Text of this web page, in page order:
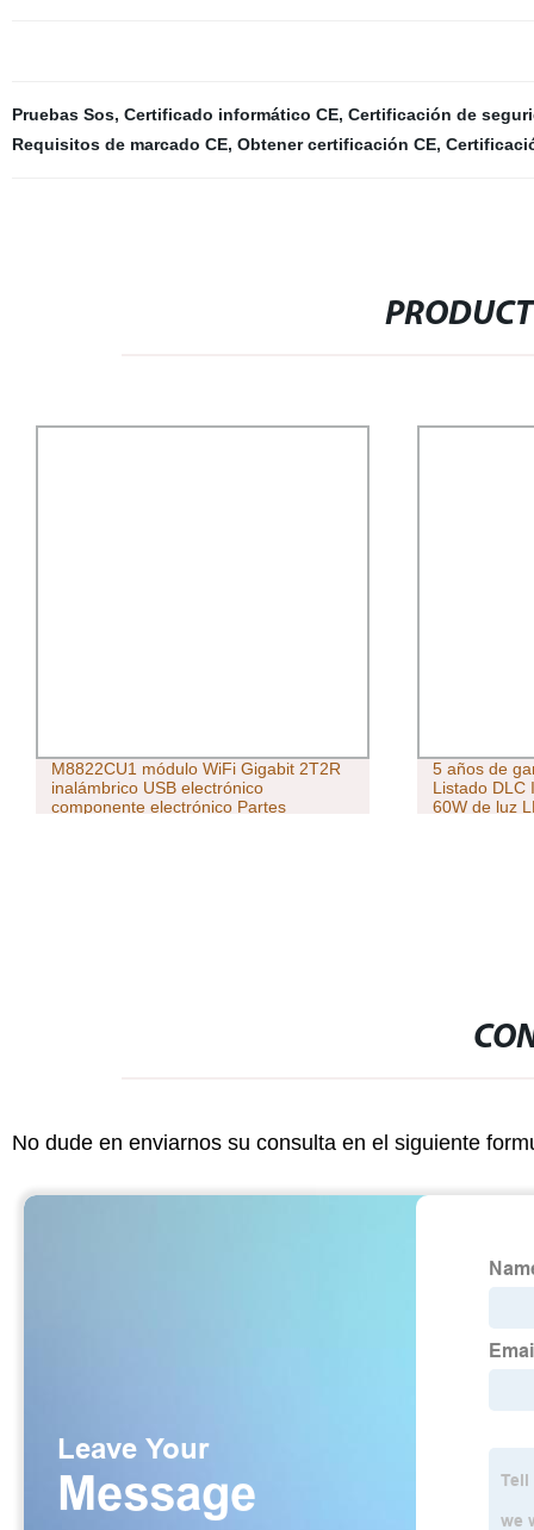
Pruebas Sos, Certificado informático CE, Certificación de
Requisitos de marcado CE, Obtener certificación CE,
M8822CU1 módulo WiFi Gigabit 2T2R
inalámbrico USB electrónico
componente electrónico Partes
5 años de
Listado DLC
60W de luz
No dude en enviarnos su consulta en el siguiente